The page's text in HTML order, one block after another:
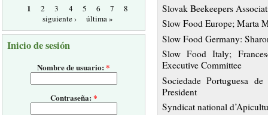
1 2 3 4 5 6 7
8
siguiente ›
última »
Inicio de sesión
Nombre de usuario:*
Contraseña:*
Slovak Beekeepers
Slow Food Europe; Marta
Slow Food Germany:
Slow Food Italy;
Executive Committee
Sociedade Portuguesa
President
Syndicat national